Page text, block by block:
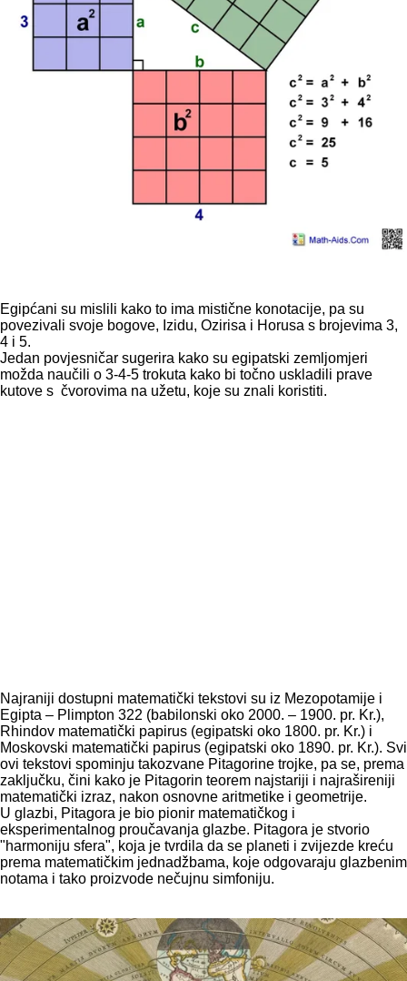
Egipćani su mislili kako to ima mistične konotacije, pa su
povezivali svoje bogove, Izidu, Ozirisa i Horusa s brojevima 3,
4 i 5.
Jedan povjesničar sugerira kako su egipatski zemljomjeri
možda naučili o 3-4-5 trokuta kako bi točno uskladili prave
kutove s čvorovima na užetu, koje su znali koristiti.
Najraniji dostupni matematički tekstovi su iz Mezopotamije i
Egipta – Plimpton 322 (babilonski oko 2000. – 1900. pr. Kr.),
Rhindov matematički papirus (egipatski oko 1800. pr. Kr.) i
Moskovski matematički papirus (egipatski oko 1890. pr. Kr.). Svi
ovi tekstovi spominju takozvane Pitagorine trojke, pa se, prema
zaključku, čini kako je Pitagorin teorem najstariji i najrašireniji
matematički izraz, nakon osnovne aritmetike i geometrije.
U glazbi, Pitagora je bio pionir matematičkog i
eksperimentalnog proučavanja glazbe. Pitagora je stvorio
"harmoniju sfera", koja je tvrdila da se planeti i zvijezde kreću
prema matematičkim jednadžbama, koje odgovaraju glazbenim
notama i tako proizvode nečujnu simfoniju.